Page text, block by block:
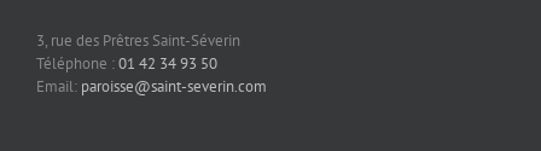
3, rue des Prêtres Saint-Séverin
Téléphone :01 42 34 93 50
Email: paroisse@saint-severin.com